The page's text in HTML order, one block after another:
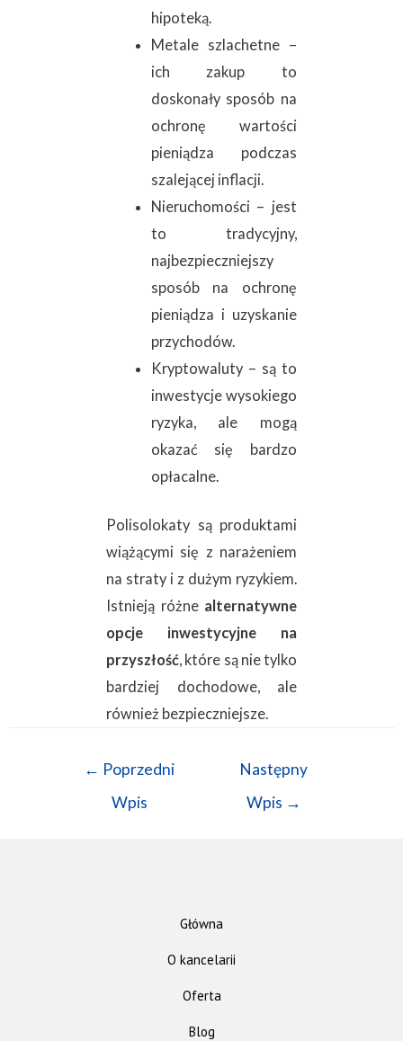
hipoteką.
Metale szlachetne –
ich zakup to
doskonały sposób na
ochronę wartości
pieniądza podczas
szalejącej inflacji.
Nieruchomości – jest
to tradycyjny,
najbezpieczniejszy
sposób na ochronę
pieniądza i uzyskanie
przychodów.
Kryptowaluty – są to
inwestycje wysokiego
ryzyka, ale mogą
okazać się bardzo
opłacalne.
Polisolokaty są produktami
wiążącymi się z narażeniem
na straty i z dużym ryzykiem.
Istnieją różne alternatywne
opcje inwestycyjne na
przyszłość, które są nie tylko
bardziej dochodowe, ale
również bezpieczniejsze.
← Poprzedni
Wpis
Następny
Wpis →
Główna
O kancelarii
Oferta
Blog